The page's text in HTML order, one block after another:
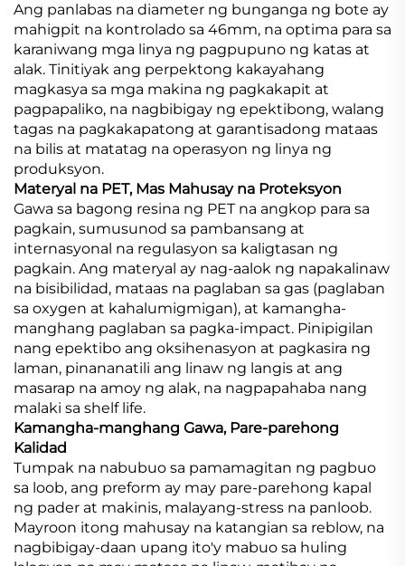
Ang panlabas na diameter ng bunganga ng bote ay
mahigpit na kontrolado sa 46mm, na optima para sa
karaniwang mga linya ng pagpupuno ng katas at
alak. Tinitiyak ang perpektong kakayahang
magkasya sa mga makina ng pagkakapit at
pagpapaliko, na nagbibigay ng epektibong, walang
tagas na pagkakapatong at garantisadong mataas
na bilis at matatag na operasyon ng linya ng
produksyon.
Materyal na PET, Mas Mahusay na Proteksyon
Gawa sa bagong resina ng PET na angkop para sa
pagkain, sumusunod sa pambansang at
internasyonal na regulasyon sa kaligtasan ng
pagkain. Ang materyal ay nag-aalok ng napakalinaw
na bisibilidad, mataas na paglaban sa gas (paglaban
sa oxygen at kahalumigmigan), at kamangha-
manghang paglaban sa pagka-impact. Pinipigilan
nang epektibo ang oksihenasyon at pagkasira ng
laman, pinananatili ang linaw ng langis at ang
masarap na amoy ng alak, na nagpapahaba nang
malaki sa shelf life.
Kamangha-manghang Gawa, Pare-parehong
Kalidad
Tumpak na nabubuo sa pamamagitan ng pagbuo
sa loob, ang preform ay may pare-parehong kapal
ng pader at makinis, malayang-stress na panloob.
Mayroon itong mahusay na katangian sa reblow, na
nagbibigay-daan upang ito'y mabuo sa huling